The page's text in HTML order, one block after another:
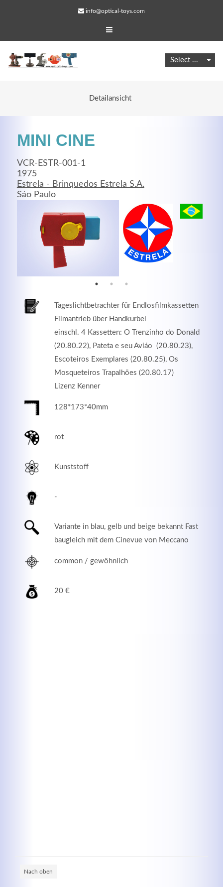
info@optical-toys.com
Detailansicht
MINI CINE
VCR-ESTR-001-1
1975
Estrela - Brinquedos Estrela S.A.
Sáo Paulo
Tageslichtbetrachter für Endlosfilmkassetten
Filmantrieb über Handkurbel
einschl. 4 Kassetten: O Trenzinho do Donald
(20.80.22), Pateta e seu Aviáo (20.80.23),
Escoteiros Exemplares (20.80.25), Os
Mosqueteiros Trapalhöes (20.80.17)
Lizenz Kenner
128*173*40mm
rot
Kunststoff
-
Variante in blau, gelb und beige bekannt Fast
baugleich mit dem Cinevue von Meccano
common / gewöhnlich
20 €
Nach oben
Web Projects
Lorem ipsum dolor sit amet, consectetuer adipiscing
elit. Aenean commodo ligula eget dolor.
MEHR INFOS
Good Service
Lorem ipsum dolor sit amet, consectetuer adipiscing
Passwort